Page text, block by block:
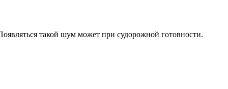
такой шум может при судорожной готовности.